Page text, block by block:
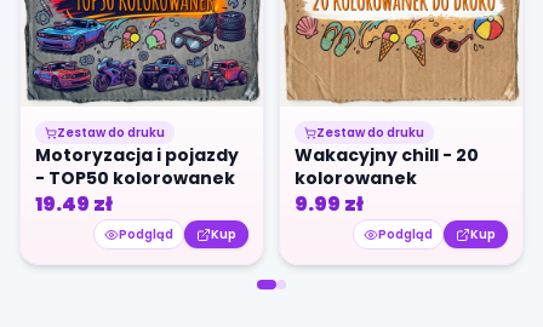
Zestaw do druku
Motoryzacja i pojazdy
- TOP50 kolorowanek
19.49 zł
Podgląd Kup
Zestaw do druku
Wakacyjny chill - 20
kolorowanek
9.99 zł
Podgląd Kup